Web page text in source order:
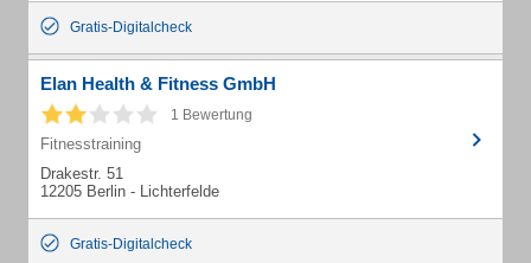
Gratis-Digitalcheck
Elan Health & Fitness GmbH
1 Bewertung
Fitnesstraining
Drakestr. 51
12205 Berlin - Lichterfelde
Gratis-Digitalcheck